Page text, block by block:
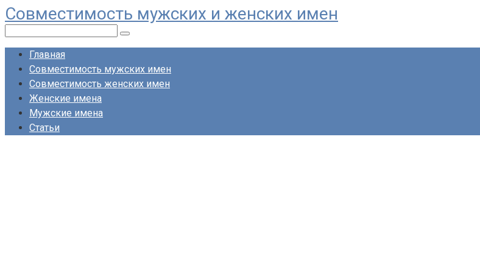
Перейти
к
контенту
Совместимость мужских и женских имен
Главная
Совместимость мужских имен
Совместимость женских имен
Женские имена
Мужские имена
Статьи